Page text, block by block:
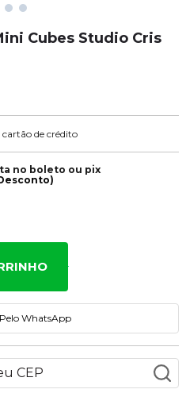
Cubes Studio Cris
de crédito
no boleto ou pix
WhatsApp